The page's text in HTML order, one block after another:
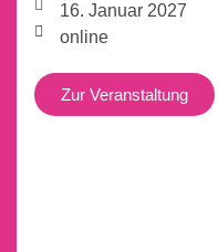
16. Januar 2027
online
Zur Veranstaltung